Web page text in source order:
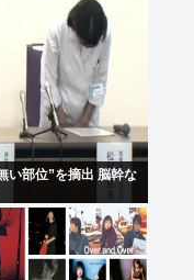
い部位”を摘出 脳幹な